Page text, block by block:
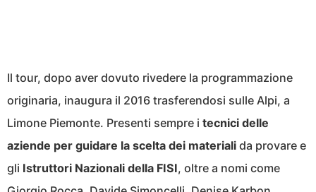
Il tour, dopo aver dovuto rivedere la programmazione
originaria, inaugura il 2016 trasferendosi sulle Alpi, a
Limone Piemonte. Presenti sempre i tecnici delle
aziende per guidare la scelta dei materiali da provare e
gli Istruttori Nazionali della FISI, oltre a nomi come